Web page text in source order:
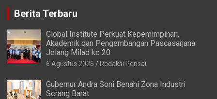
Berita Terbaru
Global Institute Perkuat Kepemimpinan,
Akademik dan Pengembangan Pascasarjana
Jelang Milad ke 20
6 Agustus 2026 Redaksi Perisai
Gubernur Andra Soni Benahi Zona Industri
Serang Barat